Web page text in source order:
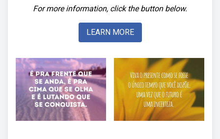
For more information, click the button below.
LEARN MORE